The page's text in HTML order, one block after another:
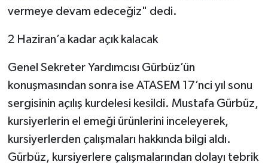
vermeye devam edeceğiz" dedi.
2 Haziran’a kadar açık kalacak
Genel Sekreter Yardımcısı Gürbüz’ün
konuşmasından sonra ise ATASEM 17’nci yıl sonu
sergisinin açılış kurdelesi kesildi. Mustafa Gürbüz,
kursiyerlerin el emeği ürünlerini inceleyerek,
kursiyerlerden çalışmaları hakkında bilgi aldı.
Gürbüz, kursiyerlere çalışmalarından dolayı tebrik